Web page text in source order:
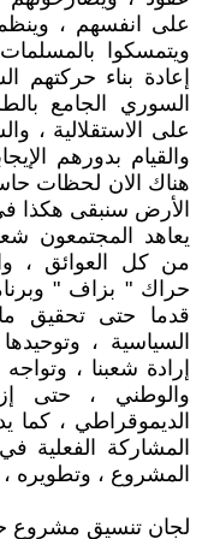
على انفسهم ،
ويتمسكوا
إعادة بناء حركتهم
السوري الجامع
على الاستقلالية ،
والقيام بدورهم
هناك الان لحظات
الأرض سنبقى هكذا
يعاهد المجتمعون
من كل العوائق ،
حراك " بزاف "
قدما حتى تحقيق
السياسية ،
إرادة شعبنا ،
والوطني ، حتى
الديموقراطي ، كما
المشاركة الفعلية في
المشروع ، وتطويره ،
لجان تنسيق مشروع